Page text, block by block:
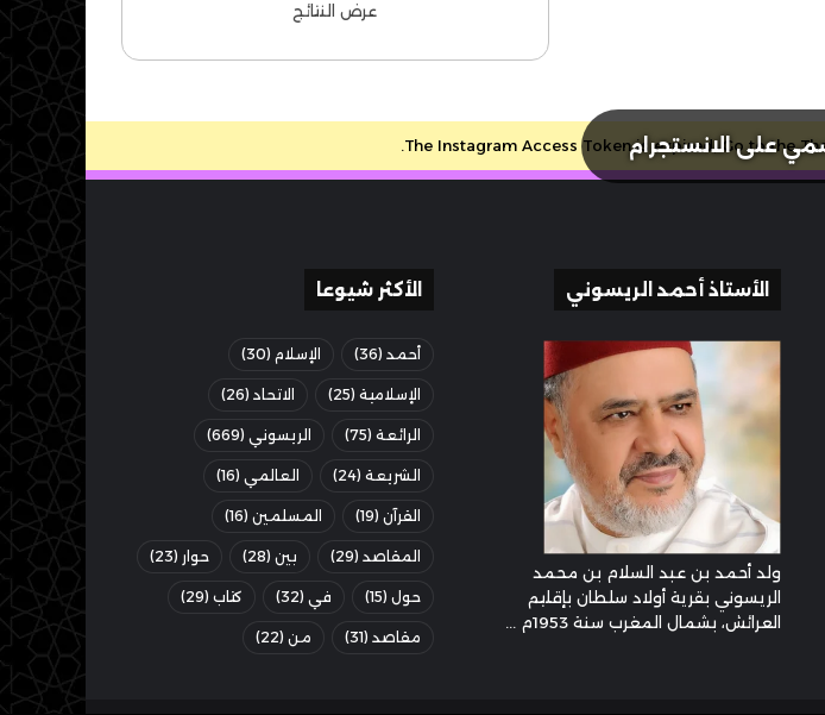
عرض النتائج
على الانستجرام
The Instagram Access Token is expired, Go to the
الأستاذ أحمد الريسوني
ولد أحمد بن عبد السلام بن محمد
الريسوني بقرية أولاد سلطان بإقليم
العرائش، بشمال المغرب سنة 1953م ...
الأكثر شيوعا
أحمد (36) الإسلام (30)
الإسلامية (25) الاتحاد (26)
الرائعة (75) الريسوني (669)
الشريعة (24) العالمي (16)
القرآن (19) المسلمين (16)
المقاصد (29) بين (28) حوار (23)
حول (15) في (32) كتاب (29)
مقاصد (31) من (22)